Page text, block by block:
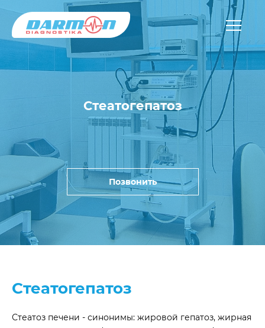
Стеатогепатоз
Позвонить
Стеатогепатоз
Стеатоз печени - синонимы: жировой гепатоз, жирная